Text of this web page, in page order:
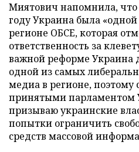
Миятович напомнила, что
году Украина была
регионе ОБСЕ, которая
ответственность за
важной реформе Украина
одной из самых
медиа в регионе, поэтому
принятыми парламентом
призываю украинские
попытки ограничить
средств массовой